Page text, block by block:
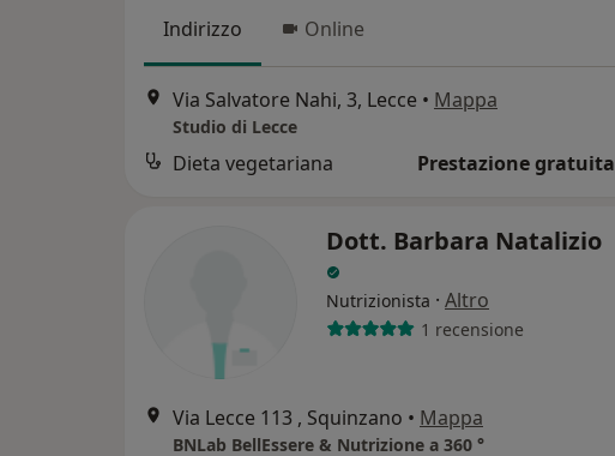
Indirizzo Online
Via Salvatore Nahi, 3, Lecce • Mappa
Studio di Lecce
Dieta vegetariana Prestazione gratuita
Dott. Barbara Natalizio
Nutrizionista · Altro
1 recensione
Via Lecce 113 , Squinzano • Mappa
BNLab BellEssere & Nutrizione a 360 °